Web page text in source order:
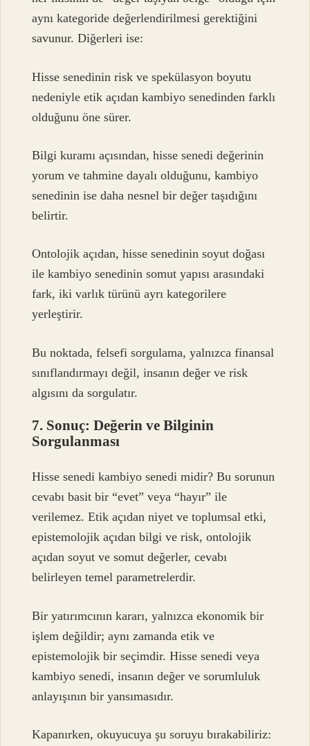
aynı kategoride değerlendirilmesi gerektiğini
savunur. Diğerleri ise:
Hisse senedinin risk ve spekülasyon boyutu
nedeniyle etik açıdan kambiyo senedinden farklı
olduğunu öne sürer.
Bilgi kuramı açısından, hisse senedi değerinin
yorum ve tahmine dayalı olduğunu, kambiyo
senedinin ise daha nesnel bir değer taşıdığını
belirtir.
Ontolojik açıdan, hisse senedinin soyut doğası
ile kambiyo senedinin somut yapısı arasındaki
fark, iki varlık türünü ayrı kategorilere
yerleştirir.
Bu noktada, felsefi sorgulama, yalnızca finansal
sınıflandırmayı değil, insanın değer ve risk
algısını da sorgulatır.
7. Sonuç: Değerin ve Bilginin
Sorgulanması
Hisse senedi kambiyo senedi midir? Bu sorunun
cevabı basit bir “evet” veya “hayır” ile
verilemez. Etik açıdan niyet ve toplumsal etki,
epistemolojik açıdan bilgi ve risk, ontolojik
açıdan soyut ve somut değerler, cevabı
belirleyen temel parametrelerdir.
Bir yatırımcının kararı, yalnızca ekonomik bir
işlem değildir; aynı zamanda etik ve
epistemolojik bir seçimdir. Hisse senedi veya
kambiyo senedi, insanın değer ve sorumluluk
anlayışının bir yansımasıdır.
Kapanırken, okuyucuya şu soruyu bırakabiliriz: